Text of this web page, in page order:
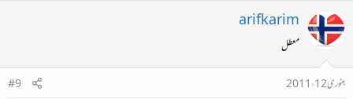
arifkarim
معطل
جنوری 12، 2011
#9